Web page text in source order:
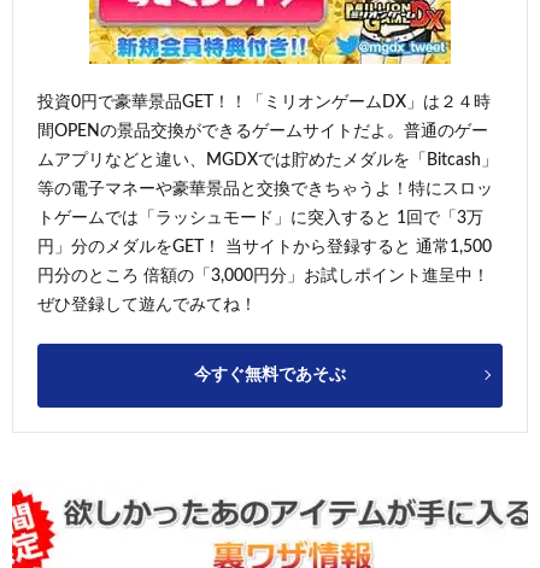
投資0円で豪華景品GET！！「ミリオンゲームDX」は２４時
間OPENの景品交換ができるゲームサイトだよ。普通のゲー
ムアプリなどと違い、MGDXでは貯めたメダルを「Bitcash」
等の電子マネーや豪華景品と交換できちゃうよ！特にスロッ
トゲームでは「ラッシュモード」に突入すると 1回で「3万
円」分のメダルをGET！ 当サイトから登録すると 通常1,500
円分のところ 倍額の「3,000円分」お試しポイント進呈中！
ぜひ登録して遊んでみてね！
今すぐ無料であそぶ